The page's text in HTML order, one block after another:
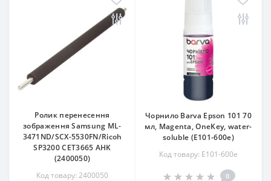
Ролик перенесення
зображення Samsung ML-
3471ND/SCX-5530FN/Ricoh
SP3200 CET3665 AHK
(2400050)
Код товару: 2400050
Чорнило Barva Epson 101 70
мл, Magenta, OneKey, water-
soluble (E101-600e)
Код товару: E101-600e
0